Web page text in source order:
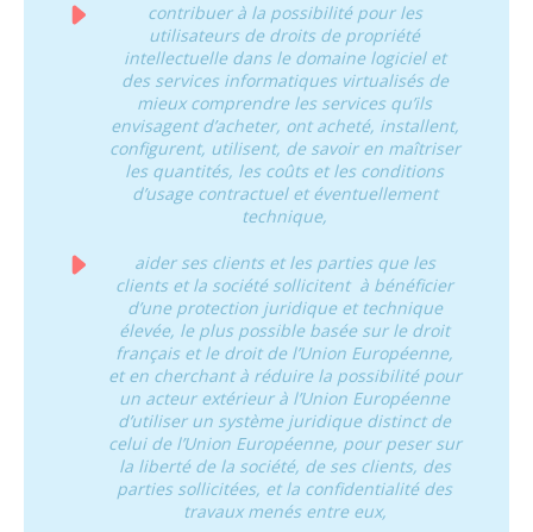
contribuer à la possibilité pour les
utilisateurs de droits de propriété
intellectuelle dans le domaine logiciel et
des services informatiques virtualisés de
mieux comprendre les services qu’ils
envisagent d’acheter, ont acheté, installent,
configurent, utilisent, de savoir en maîtriser
les quantités, les coûts et les conditions
d’usage contractuel et éventuellement
technique,
aider ses clients et les parties que les
clients et la société sollicitent à bénéficier
d’une protection juridique et technique
élevée, le plus possible basée sur le droit
français et le droit de l’Union Européenne,
et en cherchant à réduire la possibilité pour
un acteur extérieur à l’Union Européenne
d’utiliser un système juridique distinct de
celui de l’Union Européenne, pour peser sur
la liberté de la société, de ses clients, des
parties sollicitées, et la confidentialité des
travaux menés entre eux,